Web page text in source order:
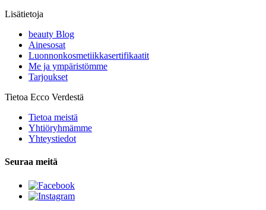
Lisätietoja
beauty Blog
Ainesosat
Luonnonkosmetiikkasertifikaatit
Me ja ympäristömme
Tarjoukset
Tietoa Ecco Verdestä
Tietoa meistä
Yhtiöryhmämme
Yhteystiedot
Seuraa meitä